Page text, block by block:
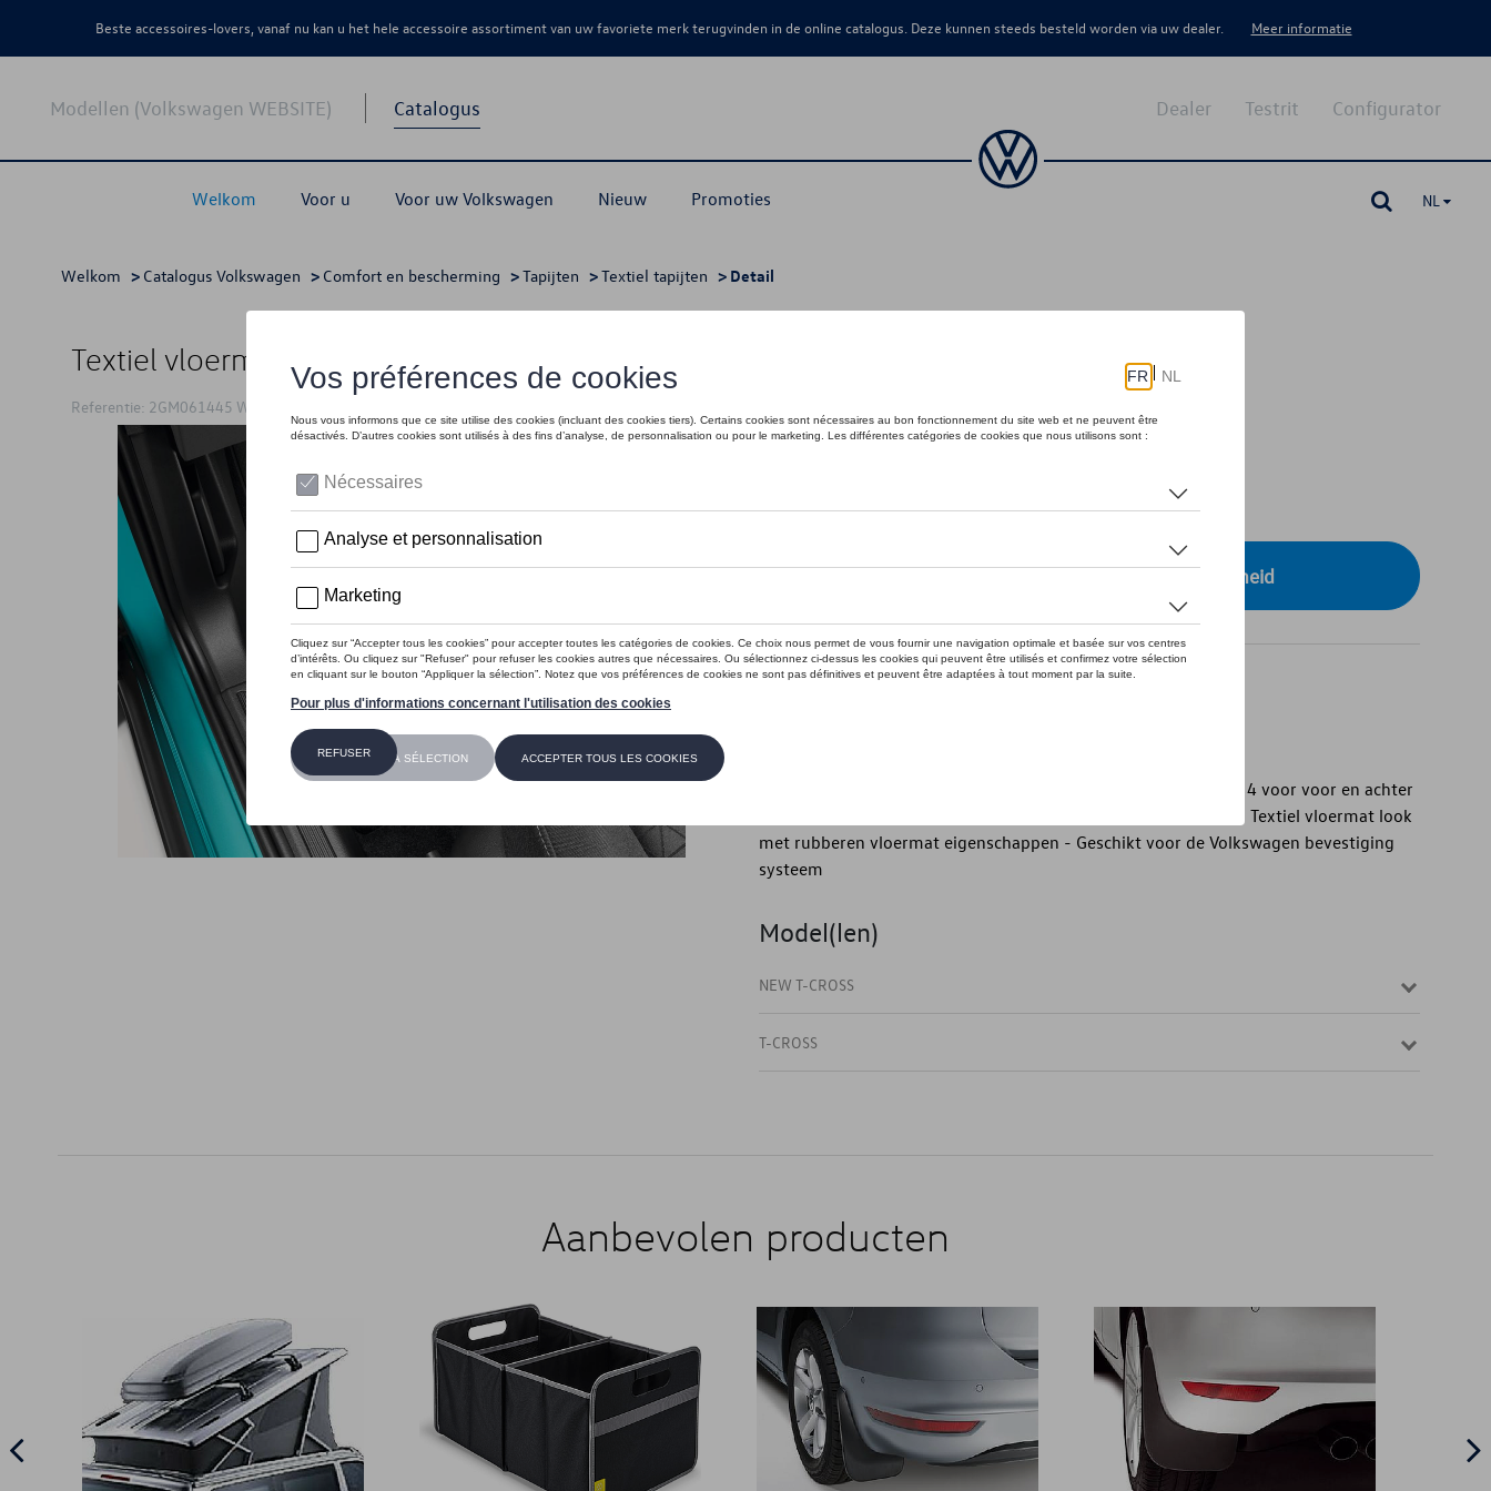
Beste accessoires-lovers, vanaf nu kan u het hele accessoire assortiment van uw favoriete merk terugvinden in de online catalogus. Deze kunnen steeds besteld worden via uw dealer. Meer informatie
Modellen (Volkswagen WEBSITE) Catalogus
Welkom Voor u Voor uw Volkswagen Nieuw Promoties
Configurator
Testrit
Dealer
NL
Welkom > Catalogus Volkswagen > Comfort en bescherming >Tapijten >Textiel tapijten > Detail
Textiel vloermatten, Voor en achter, Optimat 3D, Zwart
Referentie: 2GM061445 WGK
Dit product is momenteel niet op stock
Contacteer uw dealer voor beschikbaarheid
Introductie
- Volkswagen originele "Optimat" textiel vloermatten - Set van 4 voor voor en achter
- Met voertuig belettering - Maatwerk en antislip - Duurzaam - Textiel vloermat look
met rubberen vloermat eigenschappen - Geschikt voor de Volkswagen bevestiging
systeem
Model(len)
NEW T-CROSS
T-CROSS
Aanbevolen producten